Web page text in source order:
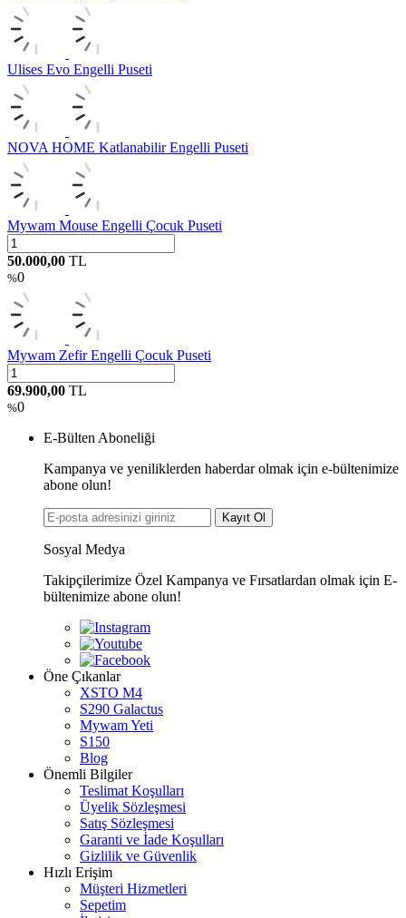
Ulises Evo Engelli Puseti
NOVA HOME Katlanabilir Engelli Puseti
Mywam Mouse Engelli Çocuk Puseti
50.000,00 TL
%0
Mywam Zefir Engelli Çocuk Puseti
69.900,00 TL
%0
E-Bülten Aboneliği
Kampanya ve yeniliklerden haberdar olmak için e-bültenimize
abone olun!
Kayıt Ol
Sosyal Medya
Takipçilerimize Özel Kampanya ve Fırsatlardan olmak için E-
bültenimize abone olun!
Öne Çıkanlar
XSTO M4
S290 Galactus
Mywam Yeti
S150
Blog
Önemli Bilgiler
Teslimat Koşulları
Üyelik Sözleşmesi
Satış Sözleşmesi
Garanti ve İade Koşulları
Gizlilik ve Güvenlik
Hızlı Erişim
Müşteri Hizmetleri
Sepetim